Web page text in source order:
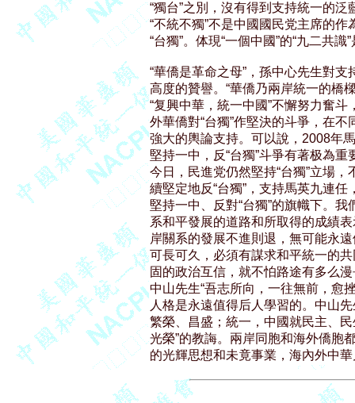
“獨台”之別，沒有得到支持統一的
“不統不獨”不是中國國民党主席的作
“台獨”。体現“一個中國”的“九二共
“華僑是革命之母”，孫中心先生對
高度的贊譽。“華僑乃兩岸統一的橋
“复興中華，統一中國”不懈努力奮
外華僑對“台獨”作堅決的斗爭，在
強大的輿論支持。可以說，2008年
堅持一中，反“台獨”斗爭有著极為
今日，民進党仍然堅持“台獨”立場，
續堅定地反“台獨”，支持馬英九連
堅持一中、反對“台獨”的旗幟下。
系和平發展的道路和所取得的成績
岸關系的發展不進則退，無可能永
可長可久，必須有謀求和平統一的
固的政治互信，就不怕路途有多么
中山先生“吾志所向，一往無前，愈
人格是永遠值得后人學習的。中山
繁榮、昌盛；統一，中國就民主、
光榮”的教誨。兩岸同胞和海外僑胞